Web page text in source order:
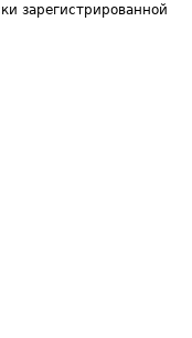
зарегистрированной